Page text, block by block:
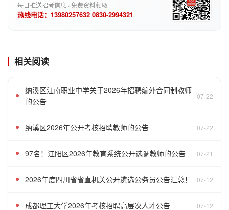
每日推送招考信息 · 免费资料领取
热线电话：13980257632 0830-2994321
相关阅读
纳溪区江南职业中学关于2026年招聘编外合同制教师
的公告
07-22
纳溪区2026年公开考核招聘教师的公告 07-22
97名！江阳区2026年教育系统公开选调教师的公告 07-21
2026年度四川省省直机关公开遴选公务员公告汇总！ 07-12
成都理工大学2026年考核招聘高层次人才公告 07-12